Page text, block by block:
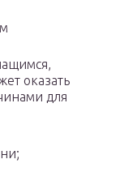
оказать
для